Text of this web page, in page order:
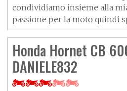
condividiamo insieme alla
passione per la moto quindi
Honda Hornet CB
DANIELE832